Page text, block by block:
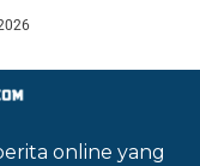
online yang